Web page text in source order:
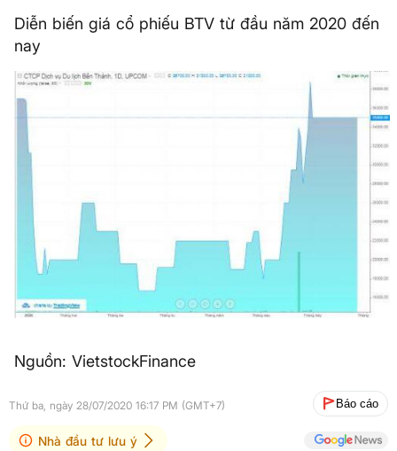
Diễn biến giá cổ phiếu BTV từ đầu năm 2020 đến
nay
Nguồn: VietstockFinance
Thứ ba, ngày 28/07/2020 16:17 PM (GMT+7) Báo cáo
Nhà đầu tư lưu ý